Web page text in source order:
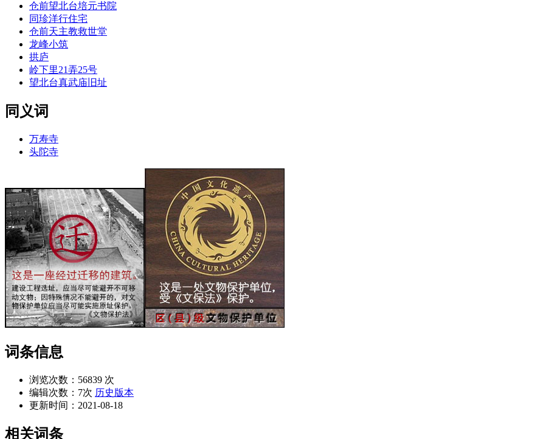
仓前望北台培元书院
同珍洋行住宅
仓前天主教救世堂
龙峰小筑
拱庐
岭下里21弄25号
望北台真武庙旧址
同义词
万寿寺
头陀寺
词条信息
浏览次数： 56839 次
编辑次数： 7次 历史版本
更新时间： 2021-08-18
相关词条